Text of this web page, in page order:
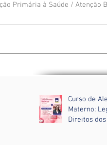
Primária à Saúde / Atenção
Curso de
Materno:
Direitos